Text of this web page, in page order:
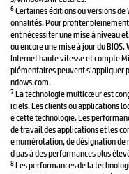
6Certaines éditions ou versions
onnalités. Pour profiter
ent nécessiter une mise à niveau
ou encore une mise à jour du
Internet haute vitesse et compte
plémentaires peuvent s’appliquer
ndows.com.
7La technologie multicœur est
iciels. Les clients ou applications
e cette technologie. Les
de travail des applications et les
e numérotation, de désignation
d pas à des performances plus
8Les performances de la